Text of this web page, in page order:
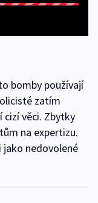
bomby používají
zatím
věci. Zbytky
na expertizu.
jako nedovolené